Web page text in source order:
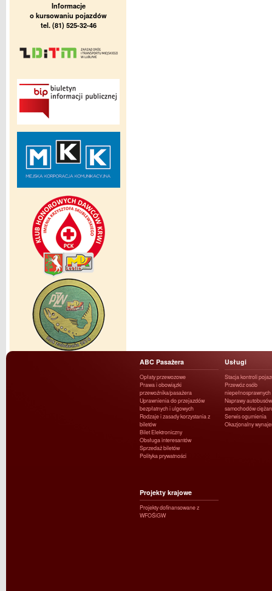
Informacje
o kursowaniu pojazdów
tel. (81) 525-32-46
ABC Pasażera
Opłaty przewozowe
Prawa i obowiązki
przewoźnika/pasażera
Uprawnienia do przejazdów
bezpłatnych i ulgowych
Rodzaje i zasady korzystania z
biletów
Bilet Elektroniczny
Obsługa interesantów
Sprzedaż biletów
Polityka prywatności
Usługi
Stacja kontroli
Przewóz osób
niepełnosprawnych
Naprawy
samochodów
Serwis ogumienia
Okazjonalny
Projekty krajowe
Projekty dofinansowane z
WFOŚiGW